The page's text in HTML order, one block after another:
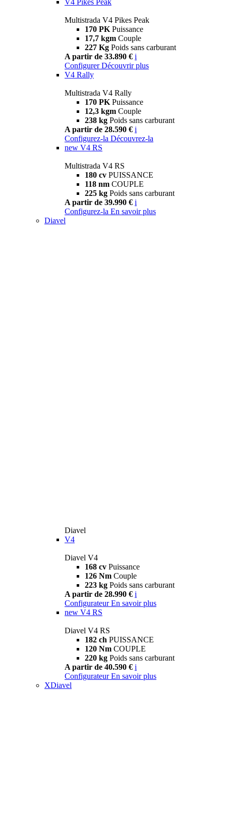
Multistrada V4 Pikes Peak
170 PK Puissance
17,7 kgm Couple
227 Kg Poids sans carburant
A partir de 33.890 € i
Configurer Découvrir plus
V4 Rally
Multistrada V4 Rally
170 PK Puissance
12,3 kgm Couple
238 kg Poids sans carburant
A partir de 28.590 € i
Configurez-la Découvrez-la
new V4 RS
Multistrada V4 RS
180 cv PUISSANCE
118 nm COUPLE
225 kg Poids sans carburant
A partir de 39.990 € i
Configurez-la En savoir plus
Diavel
Diavel
V4
Diavel V4
168 cv Puissance
126 Nm Couple
223 kg Poids sans carburant
A partir de 28.990 € i
Configurateur En savoir plus
new V4 RS
Diavel V4 RS
182 ch PUISSANCE
120 Nm COUPLE
220 kg Poids sans carburant
A partir de 40.590 € i
Configurateur En savoir plus
XDiavel